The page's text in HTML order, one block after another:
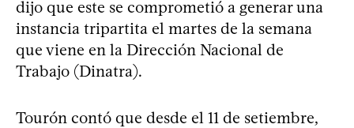
dijo que este se comprometió a generar una
instancia tripartita el martes de la semana
que viene en la Dirección Nacional de
Trabajo (Dinatra).
Tourón contó que desde el 11 de setiembre,